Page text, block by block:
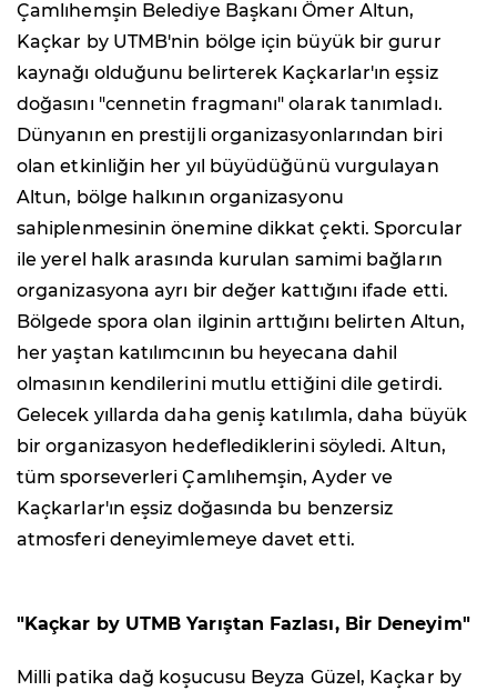
Çamlıhemşin Belediye Başkanı Ömer Altun,
Kaçkar by UTMB'nin bölge için büyük bir gurur
kaynağı olduğunu belirterek Kaçkarlar'ın eşsiz
doğasını "cennetin fragmanı" olarak tanımladı.
Dünyanın en prestijli organizasyonlarından biri
olan etkinliğin her yıl büyüdüğünü vurgulayan
Altun, bölge halkının organizasyonu
sahiplenmesinin önemine dikkat çekti. Sporcular
ile yerel halk arasında kurulan samimi bağların
organizasyona ayrı bir değer kattığını ifade etti.
Bölgede spora olan ilginin arttığını belirten Altun,
her yaştan katılımcının bu heyecana dahil
olmasının kendilerini mutlu ettiğini dile getirdi.
Gelecek yıllarda daha geniş katılımla, daha büyük
bir organizasyon hedeflediklerini söyledi. Altun,
tüm sporseverleri Çamlıhemşin, Ayder ve
Kaçkarlar'ın eşsiz doğasında bu benzersiz
atmosferi deneyimlemeye davet etti.
"Kaçkar by UTMB Yarıştan Fazlası, Bir Deneyim"
Milli patika dağ koşucusu Beyza Güzel, Kaçkar by